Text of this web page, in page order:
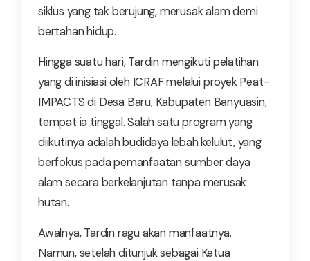
siklus yang tak berujung, merusak alam demi
bertahan hidup.
Hingga suatu hari, Tardin mengikuti pelatihan
yang di inisiasi oleh ICRAF melalui proyek Peat-
IMPACTS di Desa Baru, Kabupaten Banyuasin,
tempat ia tinggal. Salah satu program yang
diikutinya adalah budidaya lebah kelulut, yang
berfokus pada pemanfaatan sumber daya
alam secara berkelanjutan tanpa merusak
hutan.
Awalnya, Tardin ragu akan manfaatnya.
Namun, setelah ditunjuk sebagai Ketua